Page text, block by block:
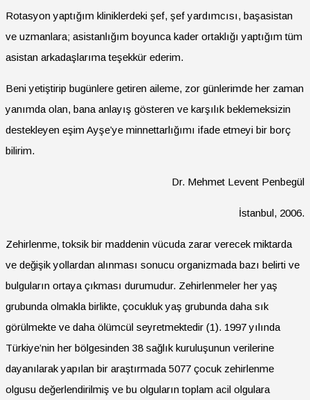
Rotasyon yaptığım kliniklerdeki şef, şef yardımcısı, başasistan
ve uzmanlara; asistanlığım boyunca kader ortaklığı yaptığım tüm
asistan arkadaşlarıma teşekkür ederim.
Beni yetiştirip bugünlere getiren aileme, zor günlerimde her zaman
yanımda olan, bana anlayış gösteren ve karşılık beklemeksizin
destekleyen eşim Ayşe’ye minnettarlığımı ifade etmeyi bir borç
bilirim.
Dr. Mehmet Levent Penbegül
İstanbul, 2006.
Zehirlenme, toksik bir maddenin vücuda zarar verecek miktarda
ve değişik yollardan alınması sonucu organizmada bazı belirti ve
bulguların ortaya çıkması durumudur. Zehirlenmeler her yaş
grubunda olmakla birlikte, çocukluk yaş grubunda daha sık
görülmekte ve daha ölümcül seyretmektedir (1). 1997 yılında
Türkiye’nin her bölgesinden 38 sağlık kuruluşunun verilerine
dayanılarak yapılan bir araştırmada 5077 çocuk zehirlenme
olgusu değerlendirilmiş ve bu olguların toplam acil olgulara